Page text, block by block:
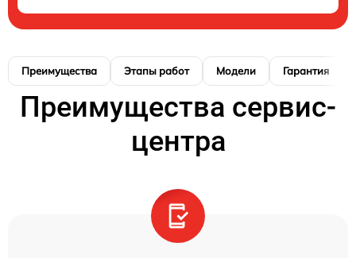
Преимущества Этапы работ Модели Гарантия
Преимущества сервис-
центра